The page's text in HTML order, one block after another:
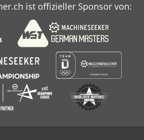
ist offizieller Sponsor von: